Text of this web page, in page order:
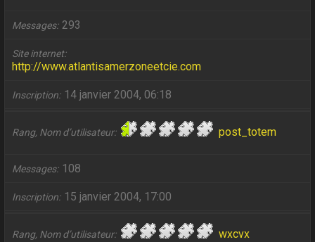
Messages 293
Site internet
http://www.atlantisamerzoneetcie.com
Inscription 14 janvier 2004, 06:18
Rang, Nom d’utilisateur post_totem
Messages 108
Inscription 15 janvier 2004, 17:00
Rang, Nom d’utilisateur wxcvx